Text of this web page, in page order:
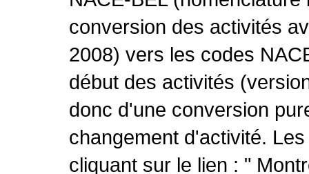
conversion des activités
2008) vers les codes
début des activités
donc d'une conversion
changement d'activité.
cliquant sur le lien : "